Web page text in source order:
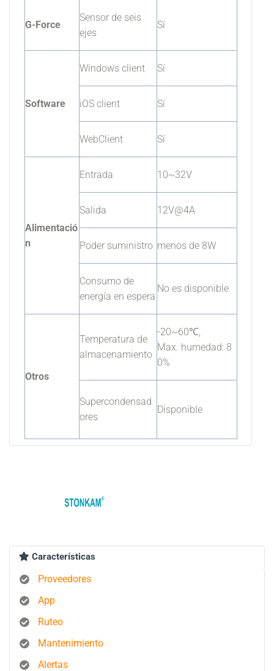
G-Force
Sensor de seis
ejes
Sí
Software
Windows client Sí
iOS client Sí
WebClient Sí
Alimentació
n
Entrada 10~32V
Salida 12V@4A
Poder suministro menos de 8W
Consumo de
energía en espera
No es disponible
Otros
Temperatura de
almacenamiento
-20~60℃,
Max. humedad: 8
0%
Supercondensad
ores
Disponible
Características
Proveedores
App
Ruteo
Mantenimiento
Alertas